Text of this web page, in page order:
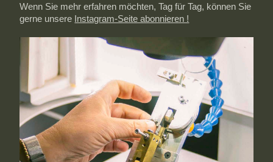
Wenn Sie mehr erfahren möchten, Tag für Tag, können Sie
gerne unsere Instagram-Seite abonnieren !